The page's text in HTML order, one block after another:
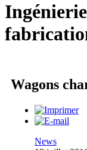
Wagons
News